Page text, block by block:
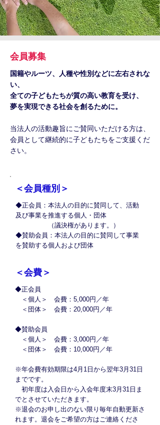
会員募集
国籍やルーツ、人種や性別などに左右されな
い、
全ての子どもたちが質の高い教育を受け、
夢を実現できる社会を創るために。
当法人の活動趣旨にご賛同いただける方は、
会員として継続的に子どもたちをご支援くだ
さい。
​＜会員種別＞
◆正会員：本法人の目的に賛同して、活動
及び事業を推進する個人・団体
（議決権があります。）
◆賛助会員：本法人の目的に賛同して事業
を賛助する個人および団体
​＜会費＞
◆正会員
＜個人＞ 会費：5,000円／年
＜団体＞ 会費：20,000円／年
◆賛助会員
＜個人＞ 会費：3,000円／年
＜団体＞ 会費：10,000円／年
※年会費有効期限は4月1日から翌年3月31日
までです。
初年度は入会日から入会年度末3月31日ま
でとさせていただきます。
※退会のお申し出のない限り毎年自動更新さ
れます。退会をご希望の方はご連絡くださ